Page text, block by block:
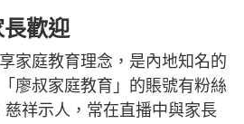
歡迎
家庭教育理念，是內地知名的
廖叔家庭教育」的賬號有粉絲
祥示人，常在直播中與家長